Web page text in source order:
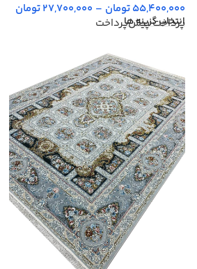
55,400,000تومان –
27,700,000تومان
انتخاب گزینه ها
پرداخت پیش‌پرداخت